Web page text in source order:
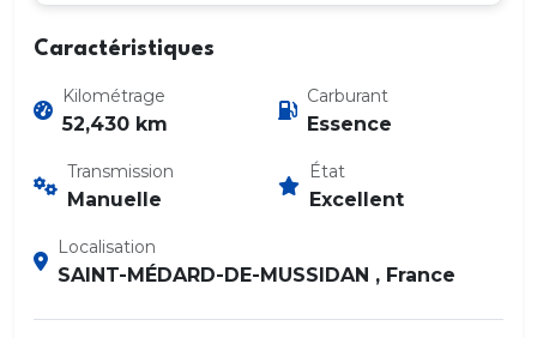
Caractéristiques
Kilométrage
52,430 km
Carburant
Essence
Transmission
Manuelle
État
Excellent
Localisation
SAINT-MÉDARD-DE-MUSSIDAN , France